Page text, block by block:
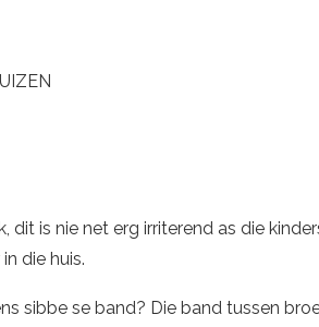
dit is nie net erg irriterend as die
die huis.
sibbe se band? Die band tussen